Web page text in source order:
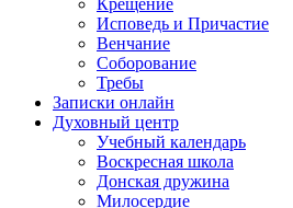
Крещение
Исповедь и Причастие
Венчание
Соборование
Требы
Записки онлайн
Духовный центр
Учебный календарь
Воскресная школа
Донская дружина
Милосердие